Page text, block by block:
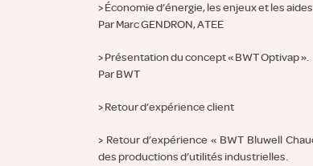
> Économie d’énergie, les enjeux et les
Par Marc GENDRON, ATEE
> Présentation du concept « BWT Optivap ».
Par BWT
> Retour d’expérience client
> Retour d’expérience « BWT Bluwell
des productions d’utilités industrielles.